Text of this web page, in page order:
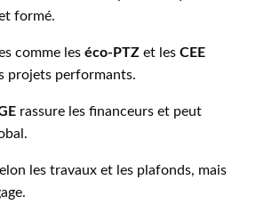
formé.
comme les éco-PTZ et les CEE
projets performants.
rassure les financeurs et peut
les travaux et les plafonds, mais